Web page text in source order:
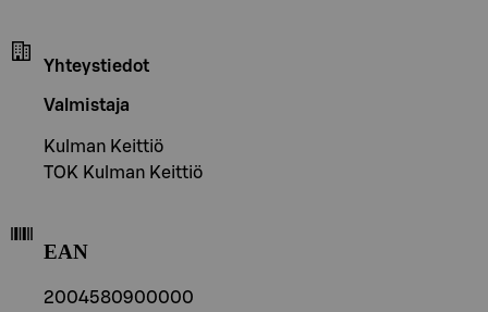
Yhteystiedot
Valmistaja
Kulman Keittiö
TOK Kulman Keittiö
EAN
2004580900000